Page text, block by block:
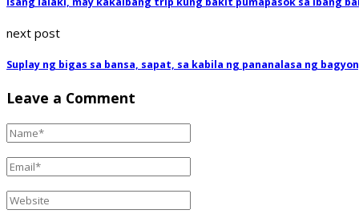
next post
Suplay ng bigas sa bansa, sapat, sa kabila ng pananalasa ng
Leave a Comment